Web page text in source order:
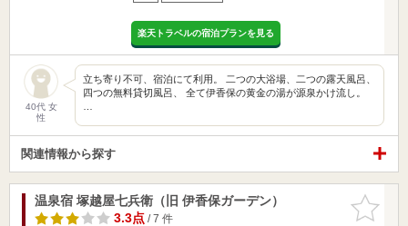
楽天トラベルの宿泊プランを見る
40代 女
性
立ち寄り不可、宿泊にて利用。 二つの大浴場、二つの露天風呂、
四つの無料貸切風呂、 全て伊香保の黄金の湯が源泉かけ流し。
関連情報から探す
お気に入
りに追加
温泉宿 塚越屋七兵衛（旧 伊香保ガーデン）
3.3点/ 7 件